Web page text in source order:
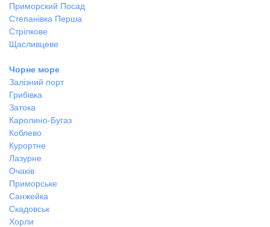
Приморский Посад
Степанівка Перша
Стрілкове
Щасливцеве
Чорне море
Залізний порт
Грибівка
Затока
Каролино-Бугаз
Коблево
Курортне
Лазурне
Очаків
Приморське
Санжейка
Скадовськ
Хорли